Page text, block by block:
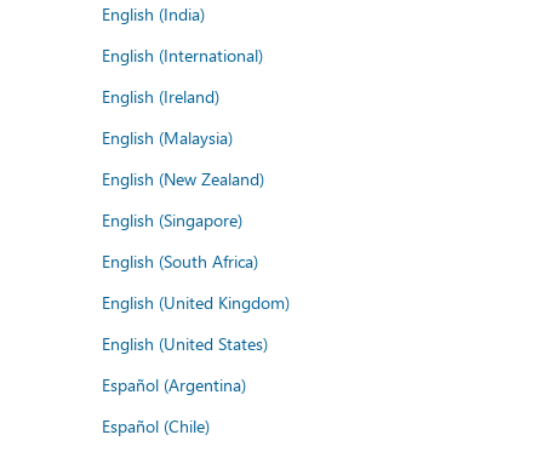
English (India)
English (International)
English (Ireland)
English (Malaysia)
English (New Zealand)
English (Singapore)
English (South Africa)
English (United Kingdom)
English (United States)
Español (Argentina)
Español (Chile)